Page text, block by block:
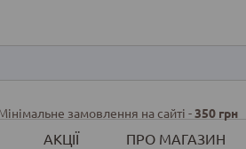
замовлення на сайті -350 грн
АКЦІЇ ПРО МАГАЗИН